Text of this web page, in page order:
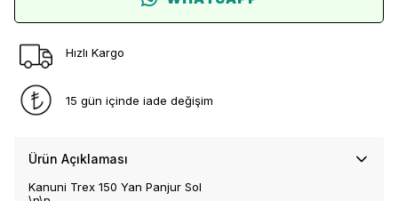
Hızlı Kargo
15 gün içinde iade değişim
Ürün Açıklaması
Kanuni Trex 150 Yan Panjur Sol